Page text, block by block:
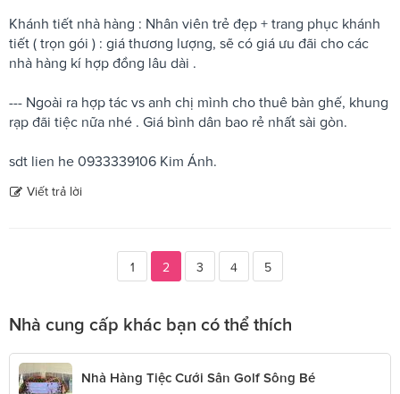
Khánh tiết nhà hàng : Nhân viên trẻ đẹp + trang phục khánh
tiết ( trọn gói ) : giá thương lượng, sẽ có giá ưu đãi cho các
nhà hàng kí hợp đồng lâu dài .
--- Ngoài ra hợp tác vs anh chị mình cho thuê bàn ghế, khung
rạp đãi tiệc nữa nhé . Giá bình dân bao rẻ nhất sài gòn.
sdt lien he 0933339106 Kim Ánh.
Viết trả lời
1 2 3 4 5
Nhà cung cấp khác bạn có thể thích
Nhà Hàng Tiệc Cưới Sân Golf Sông Bé